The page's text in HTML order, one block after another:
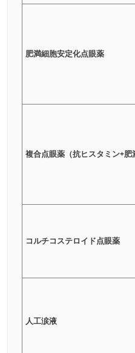
肥満細胞安定化点眼薬
複合点眼薬（抗ヒスタミン+肥
コルチコステロイド点眼薬
人工涙液